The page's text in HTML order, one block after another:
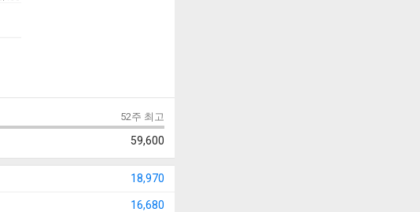
52주 최고
59,600
18,970
16,680